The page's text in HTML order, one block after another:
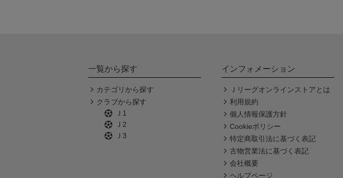
一覧から探す
カテゴリから探す
クラブから探す
Ｊ1
Ｊ2
Ｊ3
インフォメーション
Ｊリーグオンラインストアとは
利用規約
個人情報保護方針
Cookieポリシー
特定商取引法に基づく表記
古物営業法に基づく表記
会社概要
ヘルプページ